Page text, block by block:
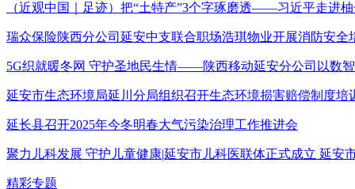
（近观中国｜足迹）把“土特产”3个字琢磨透——习近平走进
瑞众保险陕西分公司延安中支联合职场浩琪物业开展消防安全
5G织就暖冬网 守护圣地民生情——陕西移动延安分公司以数
延安市生态环境局延川分局组织召开生态环境损害赔偿制度培
延长县召开2025年今冬明春大气污染治理工作推进会
聚力儿科发展 守护儿童健康|延安市儿科医联体正式成立 延安
精彩专题